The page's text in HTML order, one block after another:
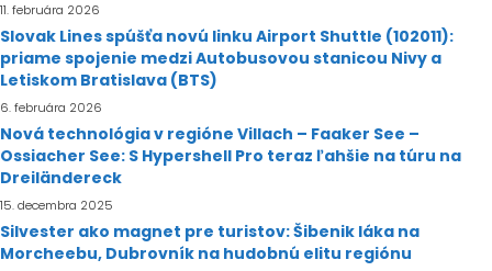
11. februára 2026
Slovak Lines spúšťa novú linku Airport Shuttle (102011):
priame spojenie medzi Autobusovou stanicou Nivy a
Letiskom Bratislava (BTS)
6. februára 2026
Nová technológia v regióne Villach – Faaker See –
Ossiacher See: S Hypershell Pro teraz ľahšie na túru na
Dreiländereck
15. decembra 2025
Silvester ako magnet pre turistov: Šibenik láka na
Morcheebu, Dubrovník na hudobnú elitu regiónu